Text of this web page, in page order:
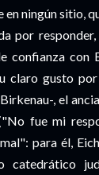
ningún sitio,
por
confianza con
claro gusto
, el
fue mi
para él,
catedrático